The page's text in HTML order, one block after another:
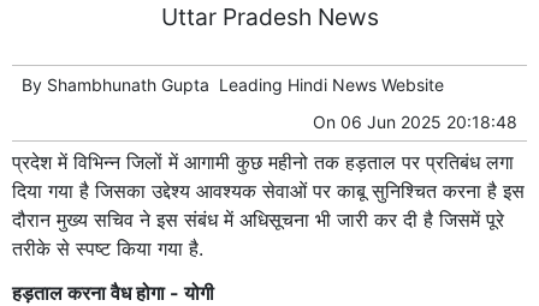
Uttar Pradesh News
By Shambhunath Gupta Leading Hindi News Website
On 06 Jun 2025 20:18:48
प्रदेश में विभिन्न जिलों में आगामी कुछ महीनो तक हड़ताल पर प्रतिबंध लगा
दिया गया है जिसका उद्देश्य आवश्यक सेवाओं पर काबू सुनिश्चित करना है इस
दौरान मुख्य सचिव ने इस संबंध में अधिसूचना भी जारी कर दी है जिसमें पूरे
तरीके से स्पष्ट किया गया है.
हड़ताल करना वैध होगा - योगी